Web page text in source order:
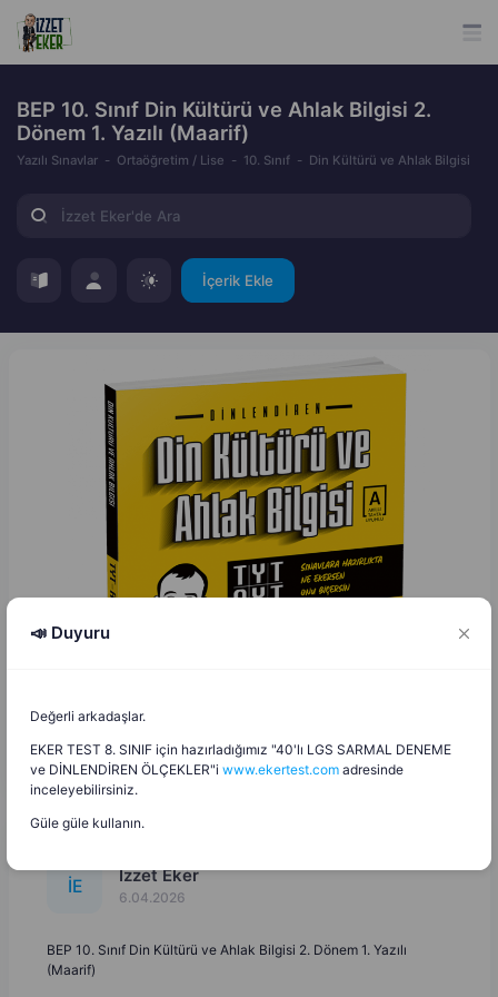
BEP 10. Sınıf Din Kültürü ve Ahlak Bilgisi 2.
Dönem 1. Yazılı (Maarif)
Yazılı Sınavlar Ortaöğretim / Lise 10. Sınıf Din Kültürü ve Ahlak Bilgisi
İçerik Ekle
İE İzzet Eker
6.04.2026
BEP 10. Sınıf Din Kültürü ve Ahlak Bilgisi 2. Dönem 1. Yazılı
(Maarif)
📣 Duyuru
Değerli arkadaşlar.
EKER TEST 8. SINIF için hazırladığımız "40'lı LGS SARMAL DENEME
ve DİNLENDİREN ÖLÇEKLER"i www.ekertest.com adresinde
inceleyebilirsiniz.
Güle güle kullanın.